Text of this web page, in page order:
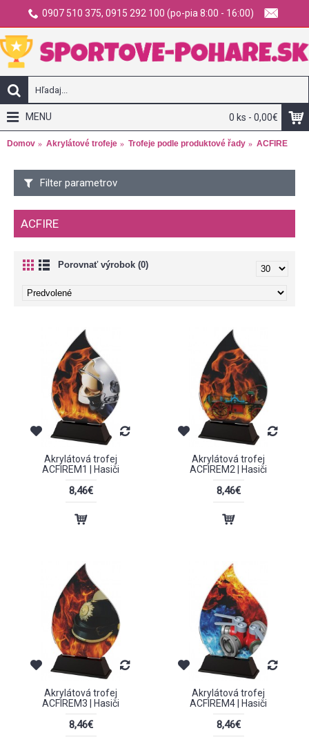
0907 510 375, 0915 292 100 (po-pia 8:00 - 16:00)
0 ks - 0,00€
MENU
Domov Akrylátové trofeje Trofeje podle produktové řady ACFIRE
Filter parametrov
ACFIRE
Porovnať výrobok (0)
Akrylátová trofej
ACFIREM1 | Hasiči
8,46€
Akrylátová trofej
ACFIREM2 | Hasiči
8,46€
Akrylátová trofej
ACFIREM3 | Hasiči
8,46€
Akrylátová trofej
ACFIREM4 | Hasiči
8,46€